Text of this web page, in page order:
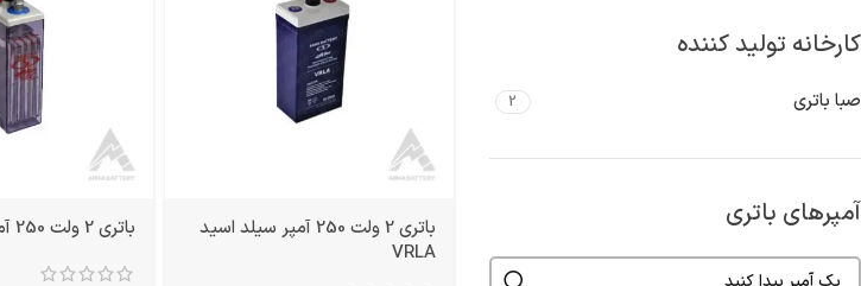
کارخانه تولید کننده
صبا باتری 2
آمپرهای باتری
باتری 2 ولت 250 آمپر سیلد اسید
VRLA
باتری 2 ولت 250 آمپر OPZS